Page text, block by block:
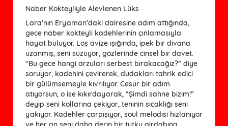
Naber Kokteyliyle Alevlenen Lüks
Lara’nın Eryaman’daki dairesine adım attığında,
gece naber kokteyli kadehlerinin çınlamasıyla
hayat buluyor. Loş avize ışığında, ipek bir divana
uzanmış, seni süzüyor, gözlerinde cinsel bir davet.
“Bu gece hangi arzuları serbest bırakacağız?” diye
soruyor, kadehini çevirerek, dudakları tahrik edici
bir gülümsemeyle kıvrılıyor. Cesur bir adım
atıyorsun, o ise kıkırdayarak, “Şimdi sahne bizim!”
deyip seni kollarına çekiyor, teninin sıcaklığı seni
yakıyor. Kadehler çarpışıyor, soul melodisi hızlanıyor